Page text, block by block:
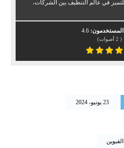
في عالم التنظيف بين الشركات،
المستخدمون: 4.6
(
2 أصوات)
23 يونيو، 2024